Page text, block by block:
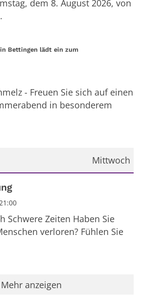
dem 8. August 2026, von
Bettingen lädt ein zum:
- Freuen Sie sich auf einen
in besonderem
Mittwoch
Schwere Zeiten Haben Sie
verloren? Fühlen Sie
Mehr anzeigen